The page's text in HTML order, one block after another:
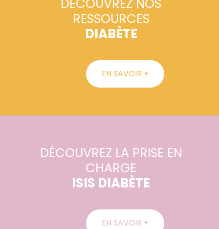
RESSOURCES
DIABÈTE
EN SAVOIR +
DÉCOUVREZ LA PRISE EN
CHARGE
ISIS DIABÈTE
EN SAVOIR +